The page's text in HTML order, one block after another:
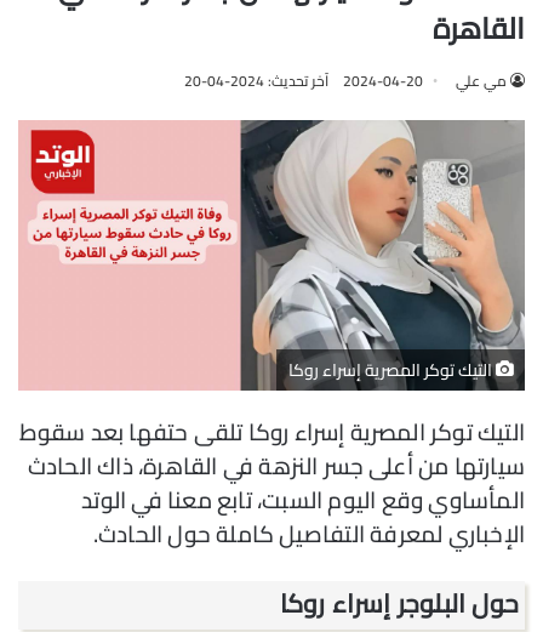
القاهرة
مي علي 2024-04-20 آخر تحديث: 2024-04-20
التيك توكر المصرية إسراء روكا
التيك توكر المصرية إسراء روكا تلقى حتفها بعد سقوط
سيارتها من أعلى جسر النزهة في القاهرة، ذاك الحادث
المأساوي وقع اليوم السبت، تابع معنا في الوتد
الإخباري لمعرفة التفاصيل كاملة حول الحادث.
حول البلوجر إسراء روكا